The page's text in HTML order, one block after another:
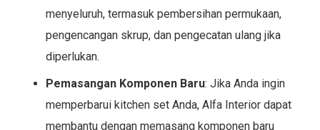
menyeluruh, termasuk pembersihan permukaan,
pengencangan skrup, dan pengecatan ulang jika
diperlukan.
Pemasangan Komponen Baru: Jika Anda ingin
memperbarui kitchen set Anda, Alfa Interior dapat
membantu dengan memasang komponen baru